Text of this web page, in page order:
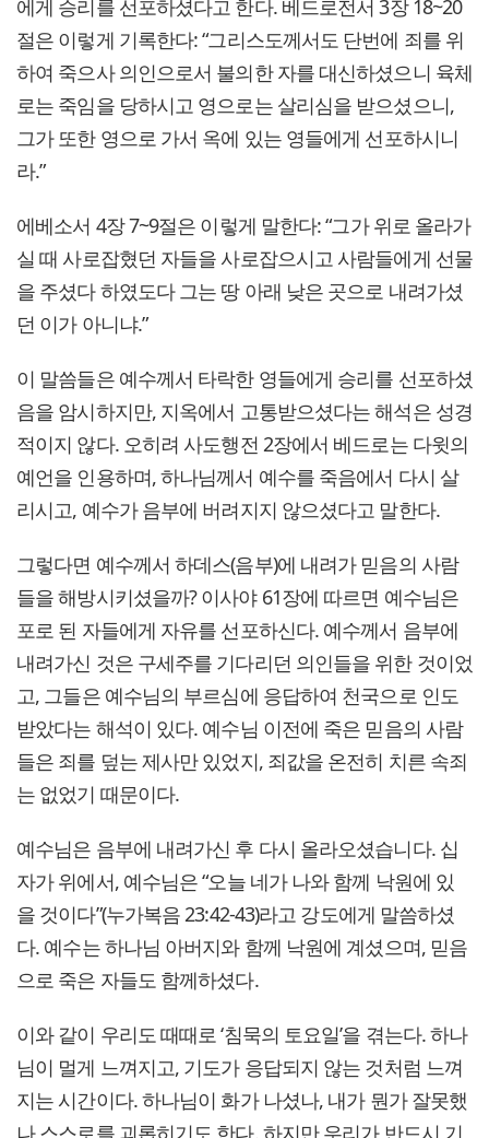
에게 승리를 선포하셨다고 한다. 베드로전서 3장 18~20
절은 이렇게 기록한다: “그리스도께서도 단번에 죄를 위
하여 죽으사 의인으로서 불의한 자를 대신하셨으니 육체
로는 죽임을 당하시고 영으로는 살리심을 받으셨으니,
그가 또한 영으로 가서 옥에 있는 영들에게 선포하시니
라.”
에베소서 4장 7~9절은 이렇게 말한다: “그가 위로 올라가
실 때 사로잡혔던 자들을 사로잡으시고 사람들에게 선물
을 주셨다 하였도다 그는 땅 아래 낮은 곳으로 내려가셨
던 이가 아니냐.”
이 말씀들은 예수께서 타락한 영들에게 승리를 선포하셨
음을 암시하지만, 지옥에서 고통받으셨다는 해석은 성경
적이지 않다. 오히려 사도행전 2장에서 베드로는 다윗의
예언을 인용하며, 하나님께서 예수를 죽음에서 다시 살
리시고, 예수가 음부에 버려지지 않으셨다고 말한다.
그렇다면 예수께서 하데스(음부)에 내려가 믿음의 사람
들을 해방시키셨을까? 이사야 61장에 따르면 예수님은
포로 된 자들에게 자유를 선포하신다. 예수께서 음부에
내려가신 것은 구세주를 기다리던 의인들을 위한 것이었
고, 그들은 예수님의 부르심에 응답하여 천국으로 인도
받았다는 해석이 있다. 예수님 이전에 죽은 믿음의 사람
들은 죄를 덮는 제사만 있었지, 죄값을 온전히 치른 속죄
는 없었기 때문이다.
예수님은 음부에 내려가신 후 다시 올라오셨습니다. 십
자가 위에서, 예수님은 “오늘 네가 나와 함께 낙원에 있
을 것이다”(누가복음 23:42-43)라고 강도에게 말씀하셨
다. 예수는 하나님 아버지와 함께 낙원에 계셨으며, 믿음
으로 죽은 자들도 함께하셨다.
이와 같이 우리도 때때로 ‘침묵의 토요일’을 겪는다. 하나
님이 멀게 느껴지고, 기도가 응답되지 않는 것처럼 느껴
지는 시간이다. 하나님이 화가 나셨나, 내가 뭔가 잘못했